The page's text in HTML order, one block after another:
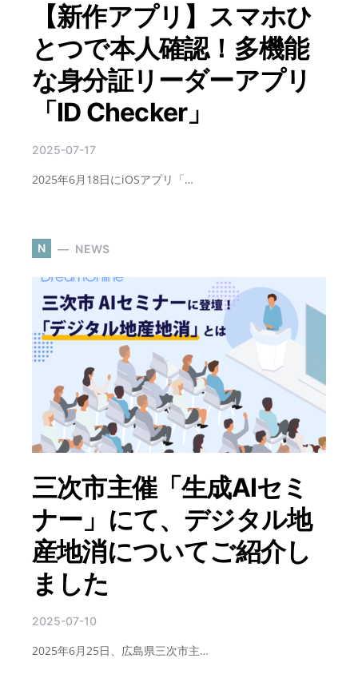
【新作アプリ】スマホひ
とつで本人確認！多機能
な身分証リーダーアプリ
「ID Checker」
2025-07-17
2025年6月18日にiOSアプリ「…
N NEWS
三次市主催「生成AIセミ
ナー」にて、デジタル地
産地消についてご紹介し
ました
2025-07-10
2025年6月25日、広島県三次市主…